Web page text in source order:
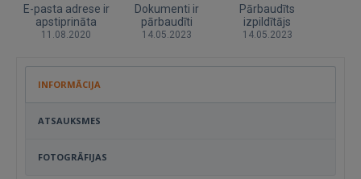
E-pasta adrese ir
apstiprināta
11.08.2020
Dokumenti ir
pārbaudīti
14.05.2023
Pārbaudīts
izpildītājs
14.05.2023
INFORMĀCIJA
ATSAUKSMES
FOTOGRĀFIJAS